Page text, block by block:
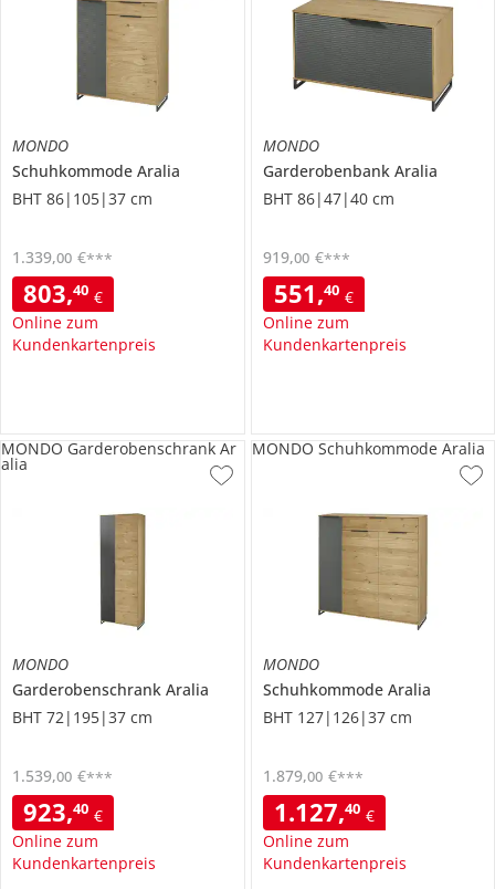
MONDO
Schuhkommode Aralia
BHT 86|105|37 cm
803,40 €
Online zum
Kundenkartenpreis
1.339,00 €***
MONDO
Garderobenbank Aralia
BHT 86|47|40 cm
551,40 €
Online zum
Kundenkartenpreis
919,00 €***
MONDO
Garderobenschrank Aralia
BHT 72|195|37 cm
923,40 €
Online zum
Kundenkartenpreis
1.539,00 €***
MONDO Garderobenschrank Ar
alia
MONDO
Schuhkommode Aralia
BHT 127|126|37 cm
1.127,40 €
Online zum
Kundenkartenpreis
1.879,00 €***
MONDO Schuhkommode Aralia